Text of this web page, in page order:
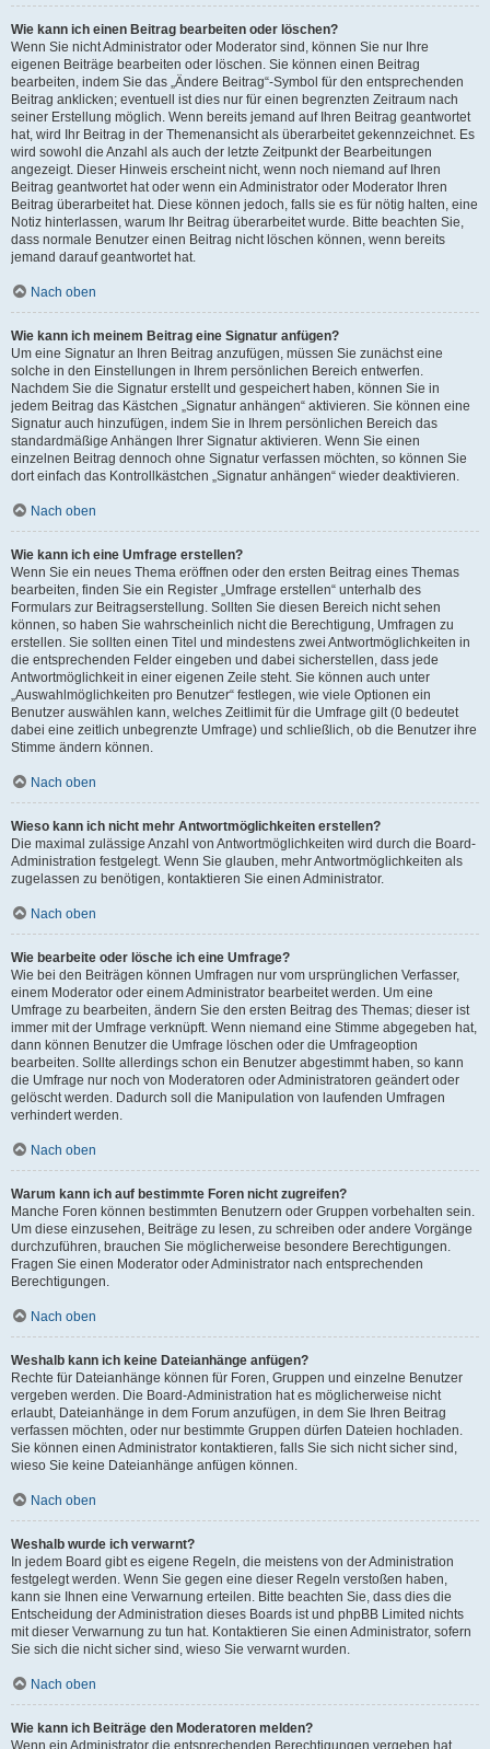
Wie kann ich einen Beitrag bearbeiten oder löschen?
Wenn Sie nicht Administrator oder Moderator sind, können Sie nur Ihre
eigenen Beiträge bearbeiten oder löschen. Sie können einen Beitrag
bearbeiten, indem Sie das „Ändere Beitrag“-Symbol für den entsprechenden
Beitrag anklicken; eventuell ist dies nur für einen begrenzten Zeitraum nach
seiner Erstellung möglich. Wenn bereits jemand auf Ihren Beitrag geantwortet
hat, wird Ihr Beitrag in der Themenansicht als überarbeitet gekennzeichnet. Es
wird sowohl die Anzahl als auch der letzte Zeitpunkt der Bearbeitungen
angezeigt. Dieser Hinweis erscheint nicht, wenn noch niemand auf Ihren
Beitrag geantwortet hat oder wenn ein Administrator oder Moderator Ihren
Beitrag überarbeitet hat. Diese können jedoch, falls sie es für nötig halten, eine
Notiz hinterlassen, warum Ihr Beitrag überarbeitet wurde. Bitte beachten Sie,
dass normale Benutzer einen Beitrag nicht löschen können, wenn bereits
jemand darauf geantwortet hat.
Nach oben
Wie kann ich meinem Beitrag eine Signatur anfügen?
Um eine Signatur an Ihren Beitrag anzufügen, müssen Sie zunächst eine
solche in den Einstellungen in Ihrem persönlichen Bereich entwerfen.
Nachdem Sie die Signatur erstellt und gespeichert haben, können Sie in
jedem Beitrag das Kästchen „Signatur anhängen“ aktivieren. Sie können eine
Signatur auch hinzufügen, indem Sie in Ihrem persönlichen Bereich das
standardmäßige Anhängen Ihrer Signatur aktivieren. Wenn Sie einen
einzelnen Beitrag dennoch ohne Signatur verfassen möchten, so können Sie
dort einfach das Kontrollkästchen „Signatur anhängen“ wieder deaktivieren.
Nach oben
Wie kann ich eine Umfrage erstellen?
Wenn Sie ein neues Thema eröffnen oder den ersten Beitrag eines Themas
bearbeiten, finden Sie ein Register „Umfrage erstellen“ unterhalb des
Formulars zur Beitragserstellung. Sollten Sie diesen Bereich nicht sehen
können, so haben Sie wahrscheinlich nicht die Berechtigung, Umfragen zu
erstellen. Sie sollten einen Titel und mindestens zwei Antwortmöglichkeiten in
die entsprechenden Felder eingeben und dabei sicherstellen, dass jede
Antwortmöglichkeit in einer eigenen Zeile steht. Sie können auch unter
„Auswahlmöglichkeiten pro Benutzer“ festlegen, wie viele Optionen ein
Benutzer auswählen kann, welches Zeitlimit für die Umfrage gilt (0 bedeutet
dabei eine zeitlich unbegrenzte Umfrage) und schließlich, ob die Benutzer ihre
Stimme ändern können.
Nach oben
Wieso kann ich nicht mehr Antwortmöglichkeiten erstellen?
Die maximal zulässige Anzahl von Antwortmöglichkeiten wird durch die Board-
Administration festgelegt. Wenn Sie glauben, mehr Antwortmöglichkeiten als
zugelassen zu benötigen, kontaktieren Sie einen Administrator.
Nach oben
Wie bearbeite oder lösche ich eine Umfrage?
Wie bei den Beiträgen können Umfragen nur vom ursprünglichen Verfasser,
einem Moderator oder einem Administrator bearbeitet werden. Um eine
Umfrage zu bearbeiten, ändern Sie den ersten Beitrag des Themas; dieser ist
immer mit der Umfrage verknüpft. Wenn niemand eine Stimme abgegeben hat,
dann können Benutzer die Umfrage löschen oder die Umfrageoption
bearbeiten. Sollte allerdings schon ein Benutzer abgestimmt haben, so kann
die Umfrage nur noch von Moderatoren oder Administratoren geändert oder
gelöscht werden. Dadurch soll die Manipulation von laufenden Umfragen
verhindert werden.
Nach oben
Warum kann ich auf bestimmte Foren nicht zugreifen?
Manche Foren können bestimmten Benutzern oder Gruppen vorbehalten sein.
Um diese einzusehen, Beiträge zu lesen, zu schreiben oder andere Vorgänge
durchzuführen, brauchen Sie möglicherweise besondere Berechtigungen.
Fragen Sie einen Moderator oder Administrator nach entsprechenden
Berechtigungen.
Nach oben
Weshalb kann ich keine Dateianhänge anfügen?
Rechte für Dateianhänge können für Foren, Gruppen und einzelne Benutzer
vergeben werden. Die Board-Administration hat es möglicherweise nicht
erlaubt, Dateianhänge in dem Forum anzufügen, in dem Sie Ihren Beitrag
verfassen möchten, oder nur bestimmte Gruppen dürfen Dateien hochladen.
Sie können einen Administrator kontaktieren, falls Sie sich nicht sicher sind,
wieso Sie keine Dateianhänge anfügen können.
Nach oben
Weshalb wurde ich verwarnt?
In jedem Board gibt es eigene Regeln, die meistens von der Administration
festgelegt werden. Wenn Sie gegen eine dieser Regeln verstoßen haben,
kann sie Ihnen eine Verwarnung erteilen. Bitte beachten Sie, dass dies die
Entscheidung der Administration dieses Boards ist und phpBB Limited nichts
mit dieser Verwarnung zu tun hat. Kontaktieren Sie einen Administrator, sofern
Sie sich die nicht sicher sind, wieso Sie verwarnt wurden.
Nach oben
Wie kann ich Beiträge den Moderatoren melden?
Wenn ein Administrator die entsprechenden Berechtigungen vergeben hat,